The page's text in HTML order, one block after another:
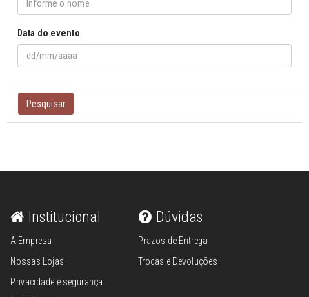
Data do evento
Pesquisar
Institucional
A Empresa
Nossas Lojas
Privacidade e segurança
Dúvidas
Prazos de Entrega
Trocas e Devoluções